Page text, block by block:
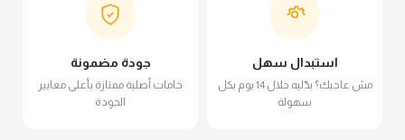
استبدال سهل
مش عاجبك؟ بدّليه خلال 14 يوم بكل
سهولة
جودة مضمونة
خامات أصلية ممتازة بأعلى معايير
الجودة